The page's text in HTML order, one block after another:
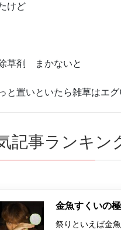
けど
草剤 まかないと
と置いといたら雑草はエグ
記事ランキン
金魚すくいの
祭りといえば金